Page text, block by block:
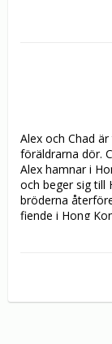
Alex och Chad
föräldrarna dör.
Alex hamnar i
och beger sig till
bröderna
fiende i Hong